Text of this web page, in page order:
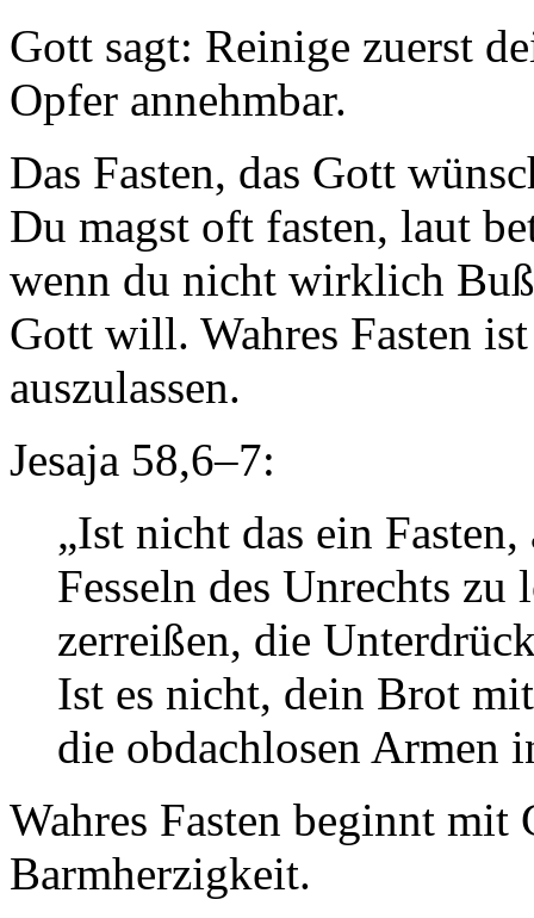
Gott sagt: Reinige zuerst
Opfer annehmbar.
Das Fasten, das Gott
Du magst oft fasten, laut
wenn du nicht wirklich
Gott will. Wahres Fasten
auszulassen.
Jesaja 58,6–7:
„Ist nicht das ein
Fesseln des Unrechts zu
zerreißen, die
Ist es nicht, dein Brot
die obdachlosen Armen
Wahres Fasten beginnt mit
Barmherzigkeit.